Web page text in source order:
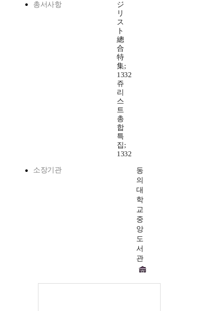
총서사항
ジ
リ
ス
ト
總
合
特
集;
1332
쥬
리
스
트
총
합
특
집;
1332
소장기관
동
의
대
학
교
중
앙
도
서
관